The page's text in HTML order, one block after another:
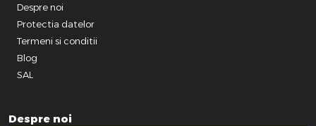
Despre noi
Protectia datelor
Termeni si conditii
Blog
SAL
Despre noi